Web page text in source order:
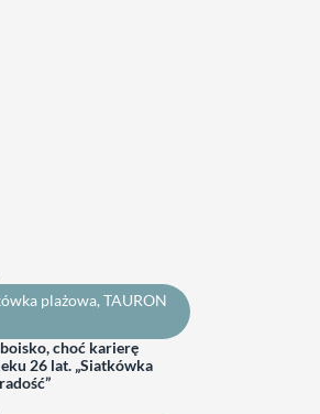
plażowa, TAURON
choć karierę
26 lat. „Siatkówka